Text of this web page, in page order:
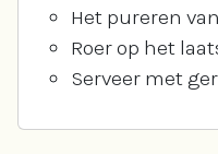
Het pureren
Roer op het
Serveer met